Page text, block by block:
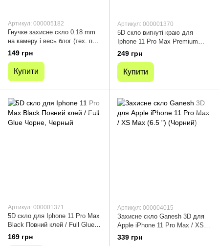
Артикул: 000005182
Гнучке захисне скло 0.18 mm
на камеру і весь блог (тех. пак)
для Apple iPhone 11 Pro / 11
Pro Max
149 грн
Купити
Артикул: 000001370
5D скло вигнуті краю для
Iphone 11 Pro Max Premium
Smart Boss ™ чорне
249 грн
Купити
Артикул: 000001371
5D скло для Iphone 11 Pro Max
Black Повний клей / Full Glue
Чорне
169 грн
Артикул: 000004015
Захисне скло Ganesh 3D для
Apple iPhone 11 Pro Max / XS
Max (6.5 ") (Чорний)
339 грн